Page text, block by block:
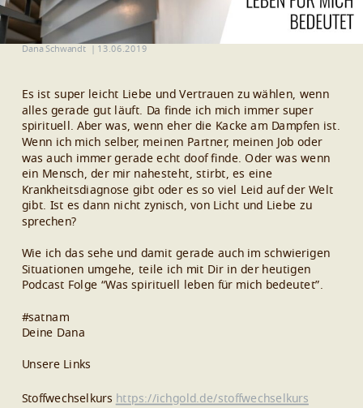
Dana Schwandt 13.06.2019
Es ist super leicht Liebe und Vertrauen zu wählen, wenn
alles gerade gut läuft. Da finde ich mich immer super
spirituell. Aber was, wenn eher die Kacke am Dampfen ist.
Wenn ich mich selber, meinen Partner, meinen Job oder
was auch immer gerade echt doof finde. Oder was wenn
ein Mensch, der mir nahesteht, stirbt, es eine
Krankheitsdiagnose gibt oder es so viel Leid auf der Welt
gibt. Ist es dann nicht zynisch, von Licht und Liebe zu
sprechen?
Wie ich das sehe und damit gerade auch im schwierigen
Situationen umgehe, teile ich mit Dir in der heutigen
Podcast Folge “Was spirituell leben für mich bedeutet”.
#satnam
Deine Dana
Unsere Links
Stoffwechselkurs https://ichgold.de/stoffwechselkurs